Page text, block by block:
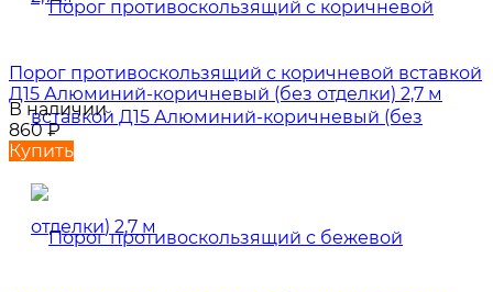
Порог противоскользящий с коричневой вставкой
Д15 Алюминий-коричневый (без отделки) 2,7 м
В наличии
860₽
Купить